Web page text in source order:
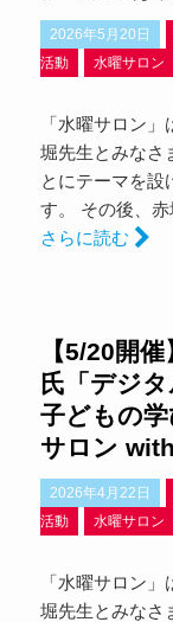
2026年5月20日
活動
水曜サロン
「水曜サロン
堀先生とみなさ
とにテーマを設
す。 その後、
さらに読む
【5/20開
氏「デジ
子どもの
サロン with
2026年4月22日
活動
水曜サロン
「水曜サロン
堀先生とみなさ